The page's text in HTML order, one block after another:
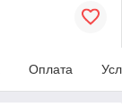
Оплата